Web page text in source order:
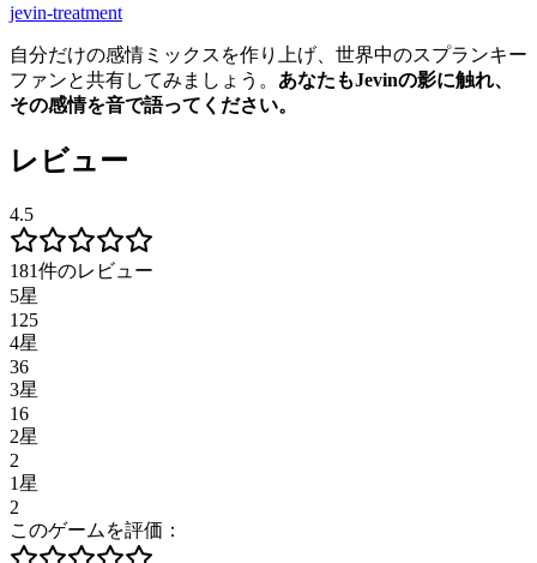
jevin-treatment
自分だけの感情ミックスを作り上げ、世界中のスプランキー
ファンと共有してみましょう。 あなたもJevinの影に触れ、
その感情を音で語ってください。
レビュー
4.5
181件のレビュー
5星
125
4星
36
3星
16
2星
2
1星
2
このゲームを評価：